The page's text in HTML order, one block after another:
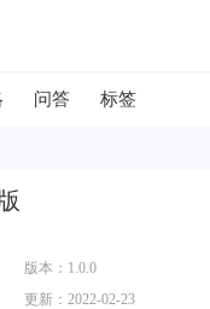
问答 标签
版本：1.0.0
更新：2022-02-23